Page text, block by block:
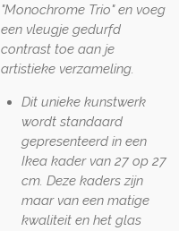
"Monochrome Trio" en voeg
een vleugje gedurfd
contrast toe aan je
artistieke verzameling.
Dit unieke kunstwerk
wordt standaard
gepresenteerd in een
Ikea kader van 27 op 27
cm. Deze kaders zijn
maar van een matige
kwaliteit en het glas